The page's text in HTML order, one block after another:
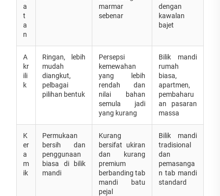
a
t
a
n
marmar
sebenar
dengan
kawalan
bajet
A
kr
ili
k
Ringan, lebih
mudah
diangkut,
pelbagai
pilihan bentuk
Persepsi
kemewahan
yang lebih
rendah dan
nilai bahan
semula jadi
yang kurang
Bilik mandi
rumah
biasa,
apartmen,
pembaharu
an pasaran
massa
K
er
a
m
ik
Permukaan
bersih dan
penggunaan
biasa di bilik
mandi
Kurang
bersifat ukiran
dan kurang
premium
berbanding tab
mandi batu
pejal
Bilik mandi
tradisional
dan
pemasanga
n tab mandi
standard